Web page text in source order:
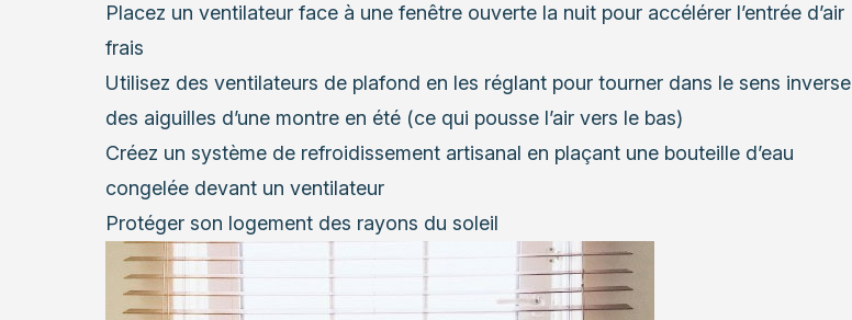
Placez un ventilateur face à une fenêtre ouverte la nuit pour accélérer l’entrée d’air
frais
Utilisez des ventilateurs de plafond en les réglant pour tourner dans le sens inverse
des aiguilles d’une montre en été (ce qui pousse l’air vers le bas)
Créez un système de refroidissement artisanal en plaçant une bouteille d’eau
congelée devant un ventilateur
Protéger son logement des rayons du soleil